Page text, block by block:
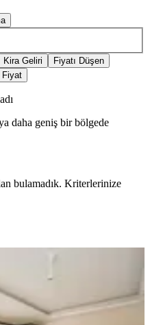
Kira Geliri
Fiyatı Düşen
Fiyat
daha geniş bir bölgede
bulamadık. Kriterlerinize
Fatih Mah
Daire